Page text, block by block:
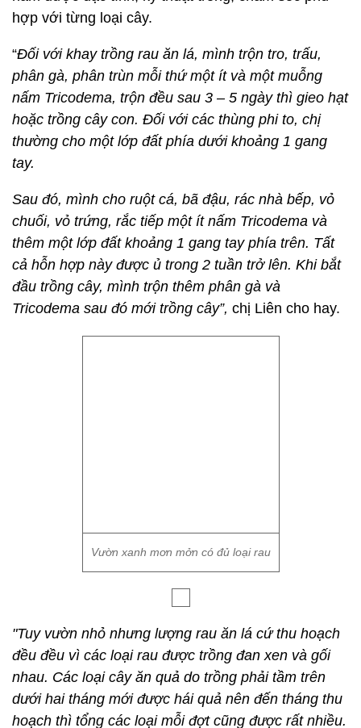
Để có vườn rau trái tươi tốt, cho năng suất cao, chị
Liên cho rằng khâu làm đất ban đầu rất quan trọng.
Đất trước khi trồng cây, đất phải được phơi khô,
làm sạch, đảm bảo đủ dinh dưỡng và không có
mầm bệnh. Ngoài ra, cần chọn hạt giống khỏe và
nắm được đặc tính, kỹ thuật trồng, chăm sóc phù
hợp với từng loại cây.
Đối với khay trồng rau ăn lá, mình trộn tro, trấu,
phân gà, phân trùn mỗi thứ một ít và một muỗng
nấm Tricodema, trộn đều sau 3 – 5 ngày thì gieo hạt
hoặc trồng cây con. Đối với các thùng phi to, chị
thường cho một lớp đất phía dưới khoảng 1 gang
tay.
Sau đó, mình cho ruột cá, bã đậu, rác nhà bếp, vỏ
Vườn xanh mơn mởn có đủ loại rau